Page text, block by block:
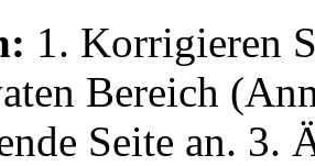
1. Korrigieren
Bereich
Seite an. 3.